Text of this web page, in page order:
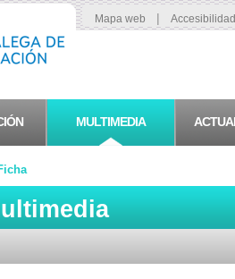
Mapa web |
MULTIMEDIA